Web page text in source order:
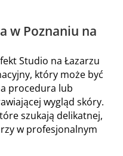
w Poznaniu na
Studio na Łazarzu
który może być
procedura lub
wygląd skóry.
szukają delikatnej,
w profesjonalnym